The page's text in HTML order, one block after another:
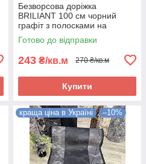
Безворсова доріжка
BRILIANT 100 см чорний
графіт з полосками на
підлогу на кухню, в коридор
Готово до відправки
243 ₴/кв.м 270 ₴/кв.м
Купити
краща ціна в Україні –10%